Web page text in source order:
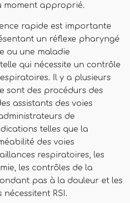
moment approprié.
rapide est importante
un réflexe pharyngé
ou une maladie
qui nécessite un contrôle
Il y a plusieurs
sont des procédurs des
assistants des voies
de
telles que la
des voies
respiratoires, les
les contrôles de la
pas à la douleur et les
RSI.